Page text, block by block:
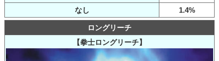
なし
1.4%
ロングリーチ
【拳士ロングリーチ】